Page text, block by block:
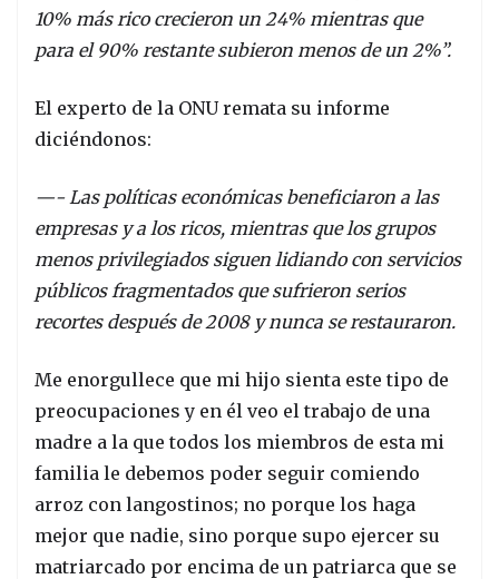
10% más rico crecieron un 24% mientras que
para el 90% restante subieron menos de un 2%”.
El experto de la ONU remata su informe
diciéndonos:
—- Las políticas económicas beneficiaron a las
empresas y a los ricos, mientras que los grupos
menos privilegiados siguen lidiando con servicios
públicos fragmentados que sufrieron serios
recortes después de 2008 y nunca se restauraron.
Me enorgullece que mi hijo sienta este tipo de
preocupaciones y en él veo el trabajo de una
madre a la que todos los miembros de esta mi
familia le debemos poder seguir comiendo
arroz con langostinos; no porque los haga
mejor que nadie, sino porque supo ejercer su
matriarcado por encima de un patriarca que se